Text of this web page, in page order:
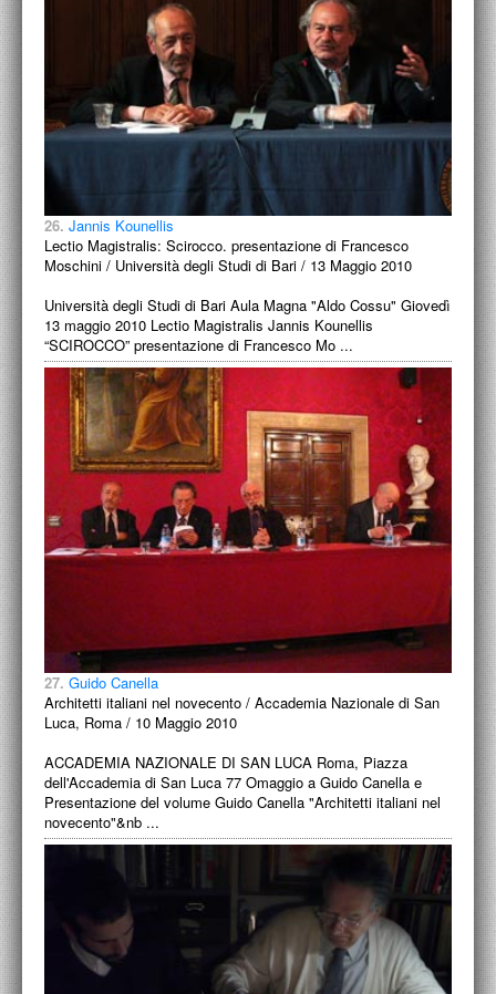
26. Jannis Kounellis
Lectio Magistralis: Scirocco. presentazione di Francesco
Moschini / Università degli Studi di Bari / 13 Maggio 2010
Università degli Studi di Bari Aula Magna "Aldo Cossu" Giovedì
13 maggio 2010 Lectio Magistralis Jannis Kounellis
“SCIROCCO” presentazione di Francesco Mo ...
27. Guido Canella
Architetti italiani nel novecento / Accademia Nazionale di San
Luca, Roma / 10 Maggio 2010
ACCADEMIA NAZIONALE DI SAN LUCA Roma, Piazza
dell'Accademia di San Luca 77 Omaggio a Guido Canella e
Presentazione del volume Guido Canella "Architetti italiani nel
novecento"&nb ...